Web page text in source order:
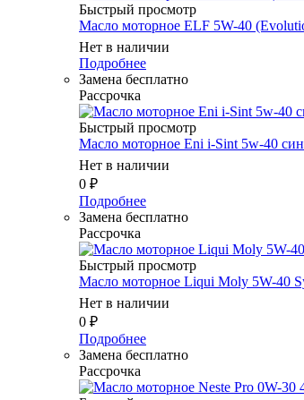
Быстрый просмотр
Масло моторное ELF 5W-40
Нет в наличии
Подробнее
Замена бесплатно
Рассрочка
Быстрый просмотр
Масло мотоpное Eni i-Sint 5w-40
Нет в наличии
0 ₽
Подробнее
Замена бесплатно
Рассрочка
Быстрый просмотр
Масло мотоpное Liqui Moly 5W-40
Нет в наличии
0 ₽
Подробнее
Замена бесплатно
Рассрочка